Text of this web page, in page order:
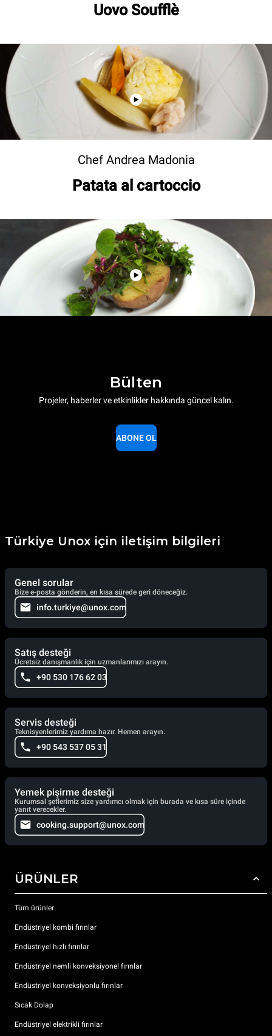
Uovo Soufflè
Chef Andrea Madonia
Patata al cartoccio
Bülten
Projeler, haberler ve etkinlikler hakkında güncel kalın.
ABONE OL
Türkiye Unox için iletişim bilgileri
Genel sorular
Bize e-posta gönderin, en kısa sürede geri döneceğiz.
info.turkiye@unox.com
Satış desteği
Ücretsiz danışmanlık için uzmanlarımızı arayın.
+90 530 176 62 03
Servis desteği
Teknisyenlerimiz yardıma hazır. Hemen arayın.
+90 543 537 05 31
Yemek pişirme desteği
Kurumsal şeflerimiz size yardımcı olmak için burada ve kısa süre içinde
yanıt verecekler.
cooking.support@unox.com
ÜRÜNLER
Tüm ürünler
Endüstriyel kombi fırınlar
Endüstriyel hızlı fırınlar
Endüstriyel nemli konveksiyonel fırınlar
Endüstriyel konveksiyonlu fırınlar
Sıcak Dolap
Endüstriyel elektrikli fırınlar